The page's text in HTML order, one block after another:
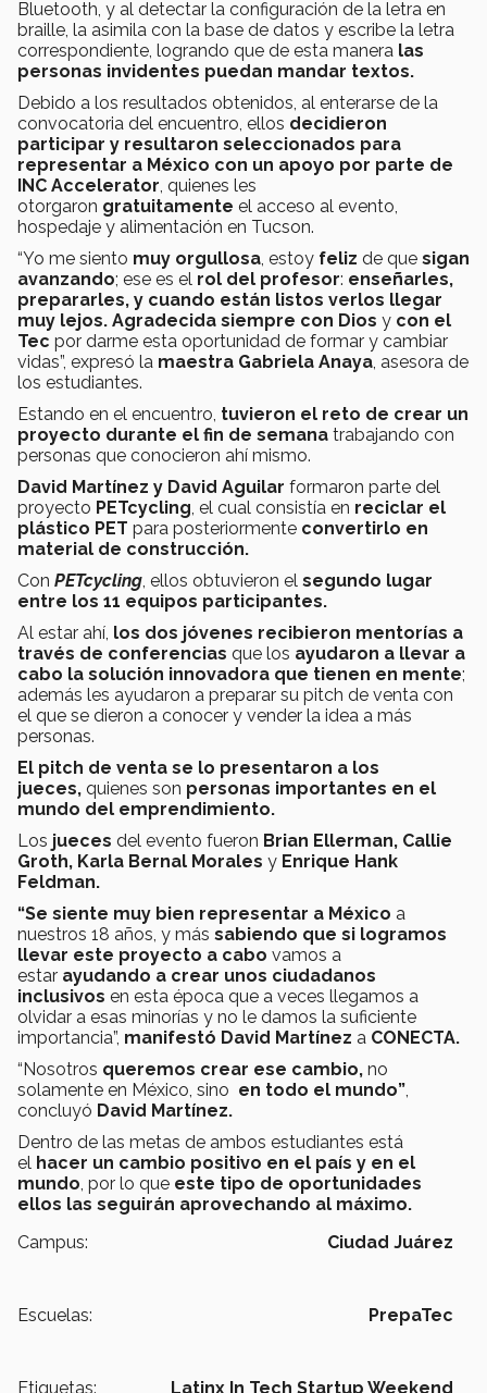
Bluetooth, y al detectar la configuración de la letra en
braille, la asimila con la base de datos y escribe la letra
correspondiente, logrando que de esta manera las
personas invidentes puedan mandar textos.
Debido a los resultados obtenidos, al enterarse de la
convocatoria del encuentro, ellos decidieron
participar y resultaron seleccionados para
representar a México con un apoyo por parte de
INC Accelerator , quienes les
otorgaron gratuitamente el acceso al evento,
hospedaje y alimentación en Tucson.
“Yo me siento muy orgullosa , estoy feliz de que sigan
avanzando; ese es el rol del profesor: enseñarles,
prepararles, y cuando están listos verlos llegar
muy lejos. Agradecida siempre con Dios y con el
Tec por darme esta oportunidad de formar y cambiar
vidas”, expresó la maestra Gabriela Anaya , asesora de
los estudiantes.
Estando en el encuentro, tuvieron el reto de crear un
proyecto durante el fin de semana trabajando con
personas que conocieron ahí mismo.
David Martínez y David Aguilar formaron parte del
proyecto PETcycling , el cual consistía en reciclar el
plástico PET para posteriormente convertirlo en
material de construcción.
Con PETcycling , ellos obtuvieron el segundo lugar
entre los 11 equipos participantes.
Al estar ahí, los dos jóvenes recibieron mentorías a
través de conferencias que los ayudaron a llevar a
cabo la solución innovadora que tienen en mente;
además les ayudaron a preparar su pitch de venta con
el que se dieron a conocer y vender la idea a más
personas.
El pitch de venta se lo presentaron a los
jueces, quienes son personas importantes en el
mundo del emprendimiento.
Los jueces del evento fueron Brian Ellerman, Callie
Groth, Karla Bernal Morales y Enrique Hank
Feldman.
“Se siente muy bien representar a México a
nuestros 18 años, y más sabiendo que si logramos
llevar este proyecto a cabo vamos a
estar ayudando a crear unos ciudadanos
inclusivos en esta época que a veces llegamos a
olvidar a esas minorías y no le damos la suficiente
importancia”, manifestó David Martínez a CONECTA.
“Nosotros queremos crear ese cambio, no
solamente en México, sino en todo el mundo”
concluyó David Martínez.
Dentro de las metas de ambos estudiantes está
el hacer un cambio positivo en el país y en el
mundo , por lo que este tipo de oportunidades
ellos las seguirán aprovechando al máximo.
Campus:
Ciudad Juárez
Escuelas: PrepaTec
Etiquetas: Latinx In Tech Startup Weekend